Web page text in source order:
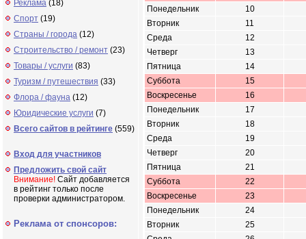
Реклама (18)
Спорт (19)
Страны / города (12)
Строительство / ремонт (23)
Товары / услуги (83)
Туризм / путешествия (33)
Флора / фауна (12)
Юридические услуги (7)
Всего сайтов в рейтинге (559)
Вход для участников
Предложить свой сайт
Внимание! Сайт добавляется
в рейтинг только после
проверки администратором.
Реклама от спонсоров:
Понедельник
10
Вторник
11
Среда
12
Четверг
13
Пятница
14
Суббота
15
Воскресенье
16
Понедельник
17
Вторник
18
Среда
19
Четверг
20
Пятница
21
Суббота
22
Воскресенье
23
Понедельник
24
Вторник
25